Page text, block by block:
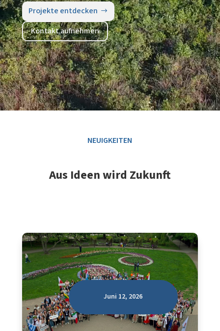
Projekte entdecken
Kontakt aufnehmen
NEUIGKEITEN
Aus Ideen wird Zukunft
Juni 12, 2026